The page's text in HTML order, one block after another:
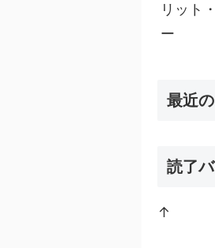
リット
ー
最近
読了
↑